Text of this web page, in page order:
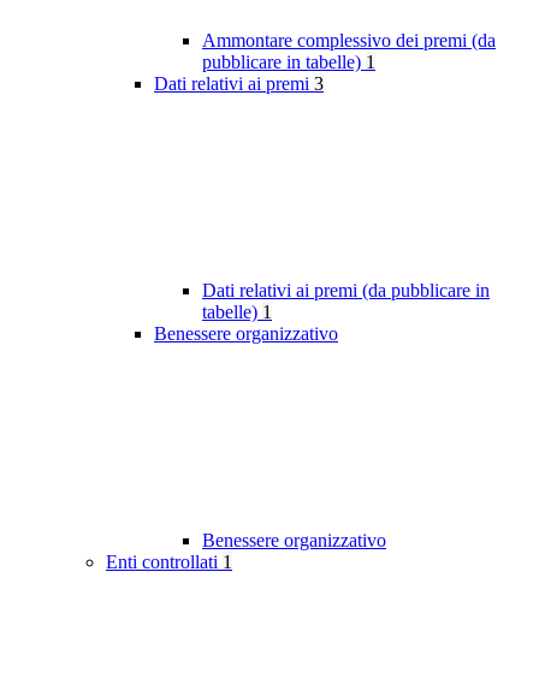
Ammontare complessivo dei premi (da
pubblicare in tabelle) 1
Dati relativi ai premi 3
Dati relativi ai premi (da pubblicare in
tabelle) 1
Benessere organizzativo
Benessere organizzativo
Enti controllati 1